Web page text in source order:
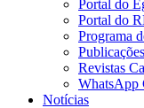
Portal do
Portal do
Programa
Revistas
WhatsApp
Notícias